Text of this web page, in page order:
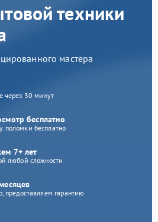
техники
мастера
через 30 минут
бесплатно
поломки бесплатно
7+ лет
любой сложности
предоставляем гарантию